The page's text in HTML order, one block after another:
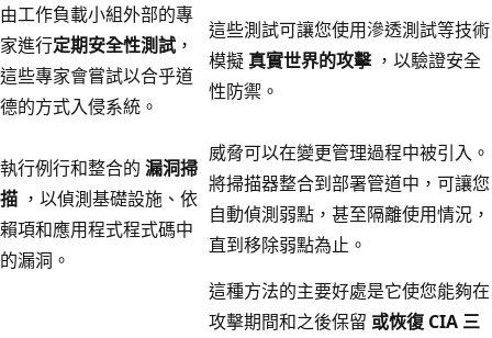
由工作負載小組外部的專
家進行定期安全性測試 ，
這些專家會嘗試以合乎道
德的方式入侵系統。
執行例行和整合的 漏洞掃
描 ，以偵測基礎設施、依
賴項和應用程式程式碼中
的漏洞。
這些測試可讓您使用滲透測試等技術
模擬 真實世界的攻擊，以驗證安全
性防禦。
威脅可以在變更管理過程中被引入。
將掃描器整合到部署管道中，可讓您
自動偵測弱點，甚至隔離使用情況，
直到移除弱點為止。
這種方法的主要好處是它使您能夠在
攻擊期間和之後保留 或恢復 CIA 三